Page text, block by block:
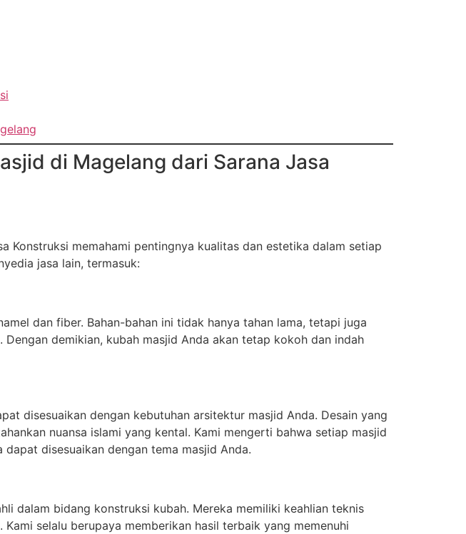
di Magelang dari Sarana Jasa
Konstruksi memahami pentingnya kualitas dan estetika dalam setiap
jasa lain, termasuk:
dan fiber. Bahan-bahan ini tidak hanya tahan lama, tetapi juga
demikian, kubah masjid Anda akan tetap kokoh dan indah
disesuaikan dengan kebutuhan arsitektur masjid Anda. Desain yang
nuansa islami yang kental. Kami mengerti bahwa setiap masjid
disesuaikan dengan tema masjid Anda.
dalam bidang konstruksi kubah. Mereka memiliki keahlian teknis
selalu berupaya memberikan hasil terbaik yang memenuhi